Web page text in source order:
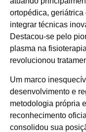
ortopédica,
integrar técnicas
Destacou-se pelo
plasma na
revolucionou
Um marco
desenvolvimento e
metodologia própria
reconhecimento
consolidou sua